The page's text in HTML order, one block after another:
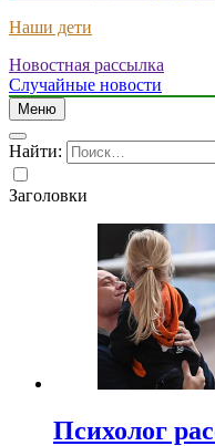
Наши дети
Новостная рассылка
Случайные новости
Меню
Найти:
Заголовки
Психолог